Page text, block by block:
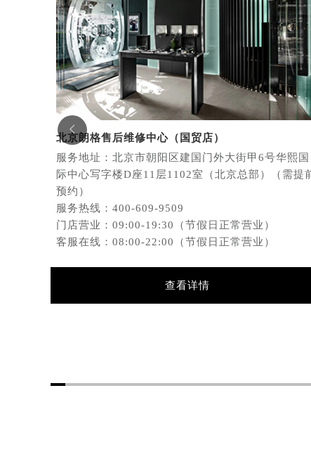
广州市越秀区环市东路371-375号
深圳市罗湖区深南东路5001号华润
惠州市惠城区江北文昌一路7号华贸
厦门市思明区湖滨东路95号华润大
福州市鼓楼区五四路128-1号恒力
成都市锦江区人民东路6号SAC东
长沙市芙蓉区定王台街道建湘路
郑州市二七区铭功路10号华润大厦
太原市迎泽区解放路15号亨得利名
沈阳市沈河区中街路137号亨得利
沈阳市沈河区中街路83号亨得利名
乌鲁木齐市天山区红山路26号时代
温州市鹿城区锦绣路1067号置信广
哈尔滨市道里区友谊西路600号富
大连市中山区人民路15号国际金融
北京朗格售后维修中心（国贸店）
服务地址：北京市朝阳区建国门外大街甲6号华熙国
际中心写字楼D座11层1102室（北京总部）（需提
预约）
服务热线： 400-609-9509
门店营业：09:00-19:30（节假日正常营业）
客服在线：08:00-22:00（节假日正常营业）
查看详情
